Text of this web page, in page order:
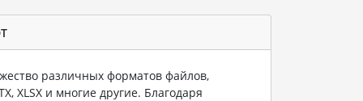
различных форматов файлов,
XLSX и многие другие. Благодаря